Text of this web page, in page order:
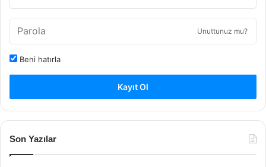
Unuttunuz mu?
Beni hatırla
Kayıt Ol
Son Yazılar